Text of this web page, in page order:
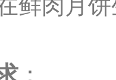
鲜肉月
：